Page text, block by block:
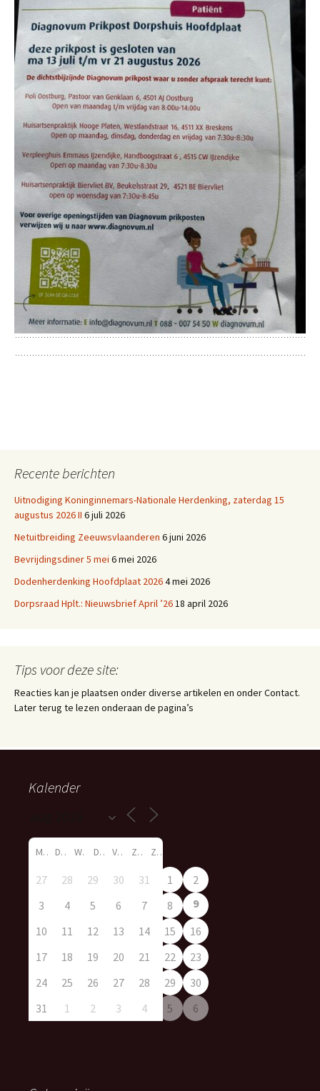
Recente berichten
Uitnodiging Koninginnemars-Nationale Herdenking, zaterdag 15
augustus 2026 II 6 juli 2026
Netuitbreiding Zeeuwsvlaanderen 6 juni 2026
Bevrijdingsdiner 5 mei 6 mei 2026
Dodenherdenking Hoofdplaat 20264 mei 2026
Dorpsraad Hplt.: Nieuwsbrief April ’2618 april 2026
Tips voor deze site:
Reacties kan je plaatsen onder diverse artikelen en onder Contact.
Later terug te lezen onderaan de pagina’s
Kalender
M D W D V Z Z
27 28 29 30 31 1
2
3
4 5 6 7 8
9
10
11 12 13 14 15
16
17
18 19 20 21 22
23
24
25 26 27 28 29
30
31
1 2 3 4 5 6